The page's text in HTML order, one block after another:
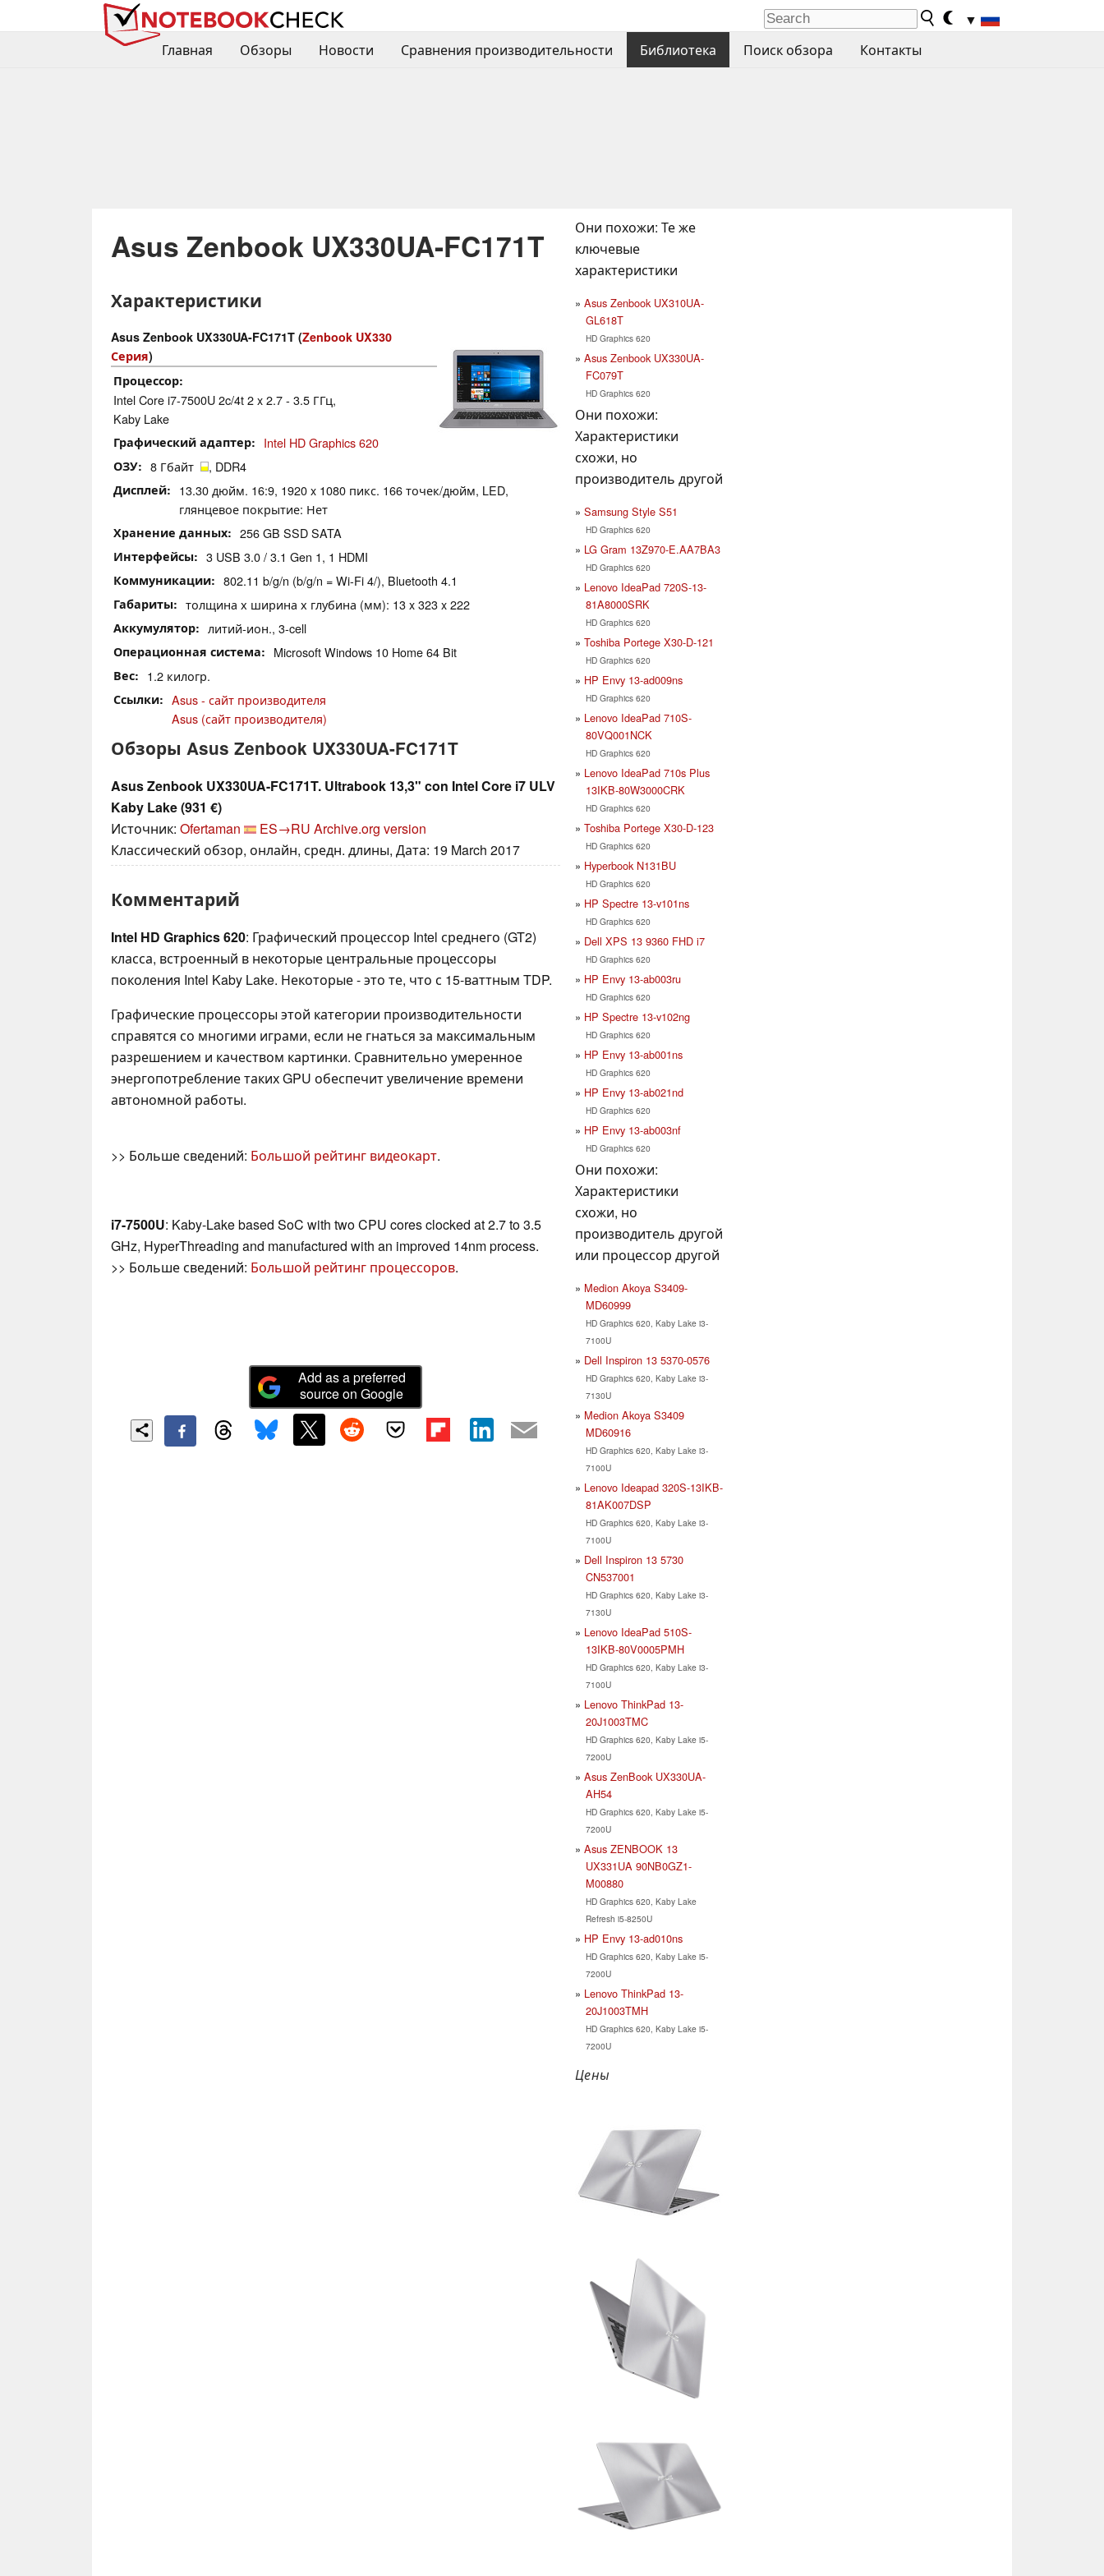
▼
Главная
Обзоры Новости Сравнения производительности Библиотека Поиск обзора Контакты
Asus Zenbook UX330UA-FC171T
Характеристики
Asus Zenbook UX330UA-FC171T (Zenbook UX330
Серия)
Процессор
Intel Core i7-7500U 2c/4t 2 x 2.7 - 3.5 ГГц,
Kaby Lake
Графический адаптер Intel HD Graphics 620
ОЗУ 8 Гбайт , DDR4
Дисплей
13.30 дюйм. 16:9, 1920 x 1080 пикс. 166 точек/дюйм, LED,
глянцевое покрытие: Нет
Хранение данных 256 GB SSD SATA
Интерфейсы 3 USB 3.0 / 3.1 Gen 1, 1 HDMI
Коммуникации 802.11 b/g/n (b/g/n = Wi-Fi 4/), Bluetooth 4.1
Габариты толщина х ширина х глубина (мм): 13 x 323 x 222
Аккумулятор литий-ион., 3-cell
Операционная система Microsoft Windows 10 Home 64 Bit
Вес 1.2 килогр.
Ссылки
Asus - сайт производителя
Asus (сайт производителя)
Обзоры Asus Zenbook UX330UA-FC171T
Asus Zenbook UX330UA-FC171T. Ultrabook 13,3" con Intel Core i7 ULV
Kaby Lake (931 €)
Источник: Ofertaman ES→RU Archive.org version
Классический обзор, онлайн, средн. длины, Дата: 19 March 2017
Комментарий
Intel HD Graphics 620: Графический процессор Intel среднего (GT2)
класса, встроенный в некоторые центральные процессоры
поколения Intel Kaby Lake. Некоторые - это те, что с 15-ваттным TDP.
Графические процессоры этой категории производительности
справятся со многими играми, если не гнаться за максимальным
разрешением и качеством картинки. Сравнительно умеренное
энергопотребление таких GPU обеспечит увеличение времени
автономной работы.
>> Больше сведений: Большой рейтинг видеокарт.
i7-7500U: Kaby-Lake based SoC with two CPU cores clocked at 2.7 to 3.5
GHz, HyperThreading and manufactured with an improved 14nm process.
>> Больше сведений: Большой рейтинг процессоров.
Add as a preferred
source on Google
Они похожи: Те же
ключевые
характеристики
Asus Zenbook UX310UA-
GL618T
HD Graphics 620
Asus Zenbook UX330UA-
FC079T
HD Graphics 620
Они похожи:
Характеристики
схожи, но
производитель другой
Samsung Style S51
HD Graphics 620
LG Gram 13Z970-E.AA7BA3
HD Graphics 620
Lenovo IdeaPad 720S-13-
81A8000SRK
HD Graphics 620
Toshiba Portege X30-D-121
HD Graphics 620
HP Envy 13-ad009ns
HD Graphics 620
Lenovo IdeaPad 710S-
80VQ001NCK
HD Graphics 620
Lenovo IdeaPad 710s Plus
13IKB-80W3000CRK
HD Graphics 620
Toshiba Portege X30-D-123
HD Graphics 620
Hyperbook N131BU
HD Graphics 620
HP Spectre 13-v101ns
HD Graphics 620
Dell XPS 13 9360 FHD i7
HD Graphics 620
HP Envy 13-ab003ru
HD Graphics 620
HP Spectre 13-v102ng
HD Graphics 620
HP Envy 13-ab001ns
HD Graphics 620
HP Envy 13-ab021nd
HD Graphics 620
HP Envy 13-ab003nf
HD Graphics 620
Они похожи:
Характеристики
схожи, но
производитель другой
или процессор другой
Medion Akoya S3409-
MD60999
HD Graphics 620, Kaby Lake i3-
7100U
Dell Inspiron 13 5370-0576
HD Graphics 620, Kaby Lake i3-
7130U
Medion Akoya S3409
MD60916
HD Graphics 620, Kaby Lake i3-
7100U
Lenovo Ideapad 320S-13IKB-
81AK007DSP
HD Graphics 620, Kaby Lake i3-
7100U
Dell Inspiron 13 5730
CN537001
HD Graphics 620, Kaby Lake i3-
7130U
Lenovo IdeaPad 510S-
13IKB-80V0005PMH
HD Graphics 620, Kaby Lake i3-
7100U
Lenovo ThinkPad 13-
20J1003TMC
HD Graphics 620, Kaby Lake i5-
7200U
Asus ZenBook UX330UA-
AH54
HD Graphics 620, Kaby Lake i5-
7200U
Asus ZENBOOK 13
UX331UA 90NB0GZ1-
M00880
HD Graphics 620, Kaby Lake
Refresh i5-8250U
HP Envy 13-ad010ns
HD Graphics 620, Kaby Lake i5-
7200U
Lenovo ThinkPad 13-
20J1003TMH
HD Graphics 620, Kaby Lake i5-
7200U
Цены